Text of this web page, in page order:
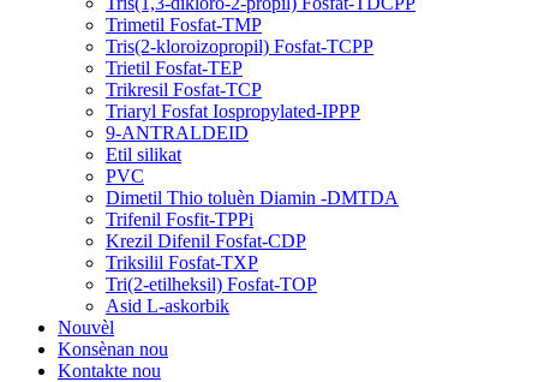
Trimetil Fosfat-TMP
Tris(2-kloroizopropil) Fosfat-TCPP
Trietil Fosfat-TEP
Trikresil Fosfat-TCP
Triaryl Fosfat Iospropylated-IPPP
9-ANTRALDEID
Etil silikat
PVC
Dimetil Thio toluèn Diamin -DMTDA
Trifenil Fosfit-TPPi
Krezil Difenil Fosfat-CDP
Triksilil Fosfat-TXP
Tri(2-etilheksil) Fosfat-TOP
Asid L-askorbik
Nouvèl
Konsènan nou
Kontakte nou